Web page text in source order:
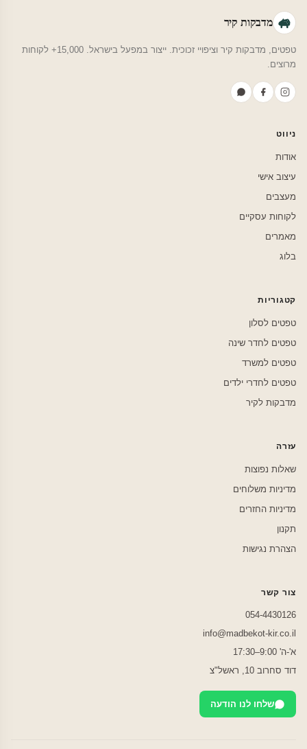
מדבקות קיר
טפטים, מדבקות קיר וציפויי זכוכית. ייצור במפעל בישראל. 15,000+ לקוחות
מרוצים.
ניווט
אודות
עיצוב אישי
מעצבים
לקוחות עסקיים
מאמרים
בלוג
קטגוריות
טפטים לסלון
טפטים לחדר שינה
טפטים למשרד
טפטים לחדרי ילדים
מדבקות לקיר
עזרה
שאלות נפוצות
מדיניות משלוחים
מדיניות החזרים
תקנון
הצהרת נגישות
צור קשר
054-4430126
info@madbekot-kir.co.il
א'-ה' 9:00–17:30
דוד סחרוב 10, ראשל"צ
שלחו לנו הודעה